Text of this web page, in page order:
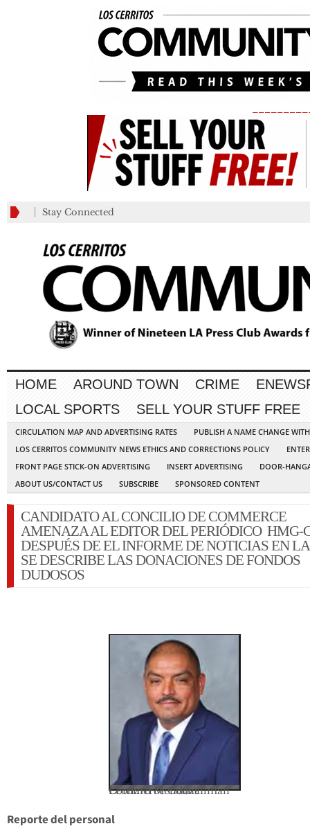
Stay Connected
HOME AROUND TOWN CRIME
LOCAL SPORTS
SELL YOUR STUFF FREE
CIRCULATION MAP AND ADVERTISING RATES
PUBLISH A NAME CHANGE
LOS CERRITOS COMMUNITY NEWS ETHICS AND CORRECTIONS POLICY
FRONT PAGE STICK-ON ADVERTISING
INSERT ADVERTISING
DOOR-
ABOUT US/CONTACT US
SUBSCRIBE SPONSORED CONTENT
CANDIDATO AL CONCILIO DE COMMERCE
AMENAZA AL EDITOR DEL PERIÓDICO HMG-
DESPUÉS DE EL INFORME DE NOTICIAS EN
SE DESCRIBE LAS DONACIONES DE FONDOS
DUDOSOS
Commerce Councilman Leonard Mendoza
Reporte del personal